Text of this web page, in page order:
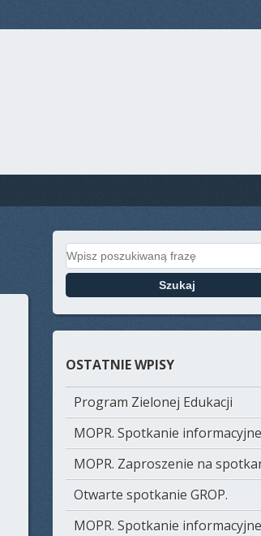
Search for:
OSTATNIE WPISY
Program Zielonej Edukacji
MOPR. Spotkanie
MOPR. Zaproszenie na
Otwarte spotkanie GROP.
MOPR. Spotkanie